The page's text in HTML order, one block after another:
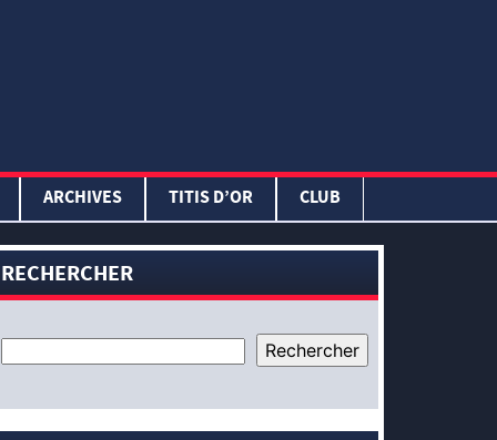
ARCHIVES TITIS D’OR CLUB
RECHERCHER